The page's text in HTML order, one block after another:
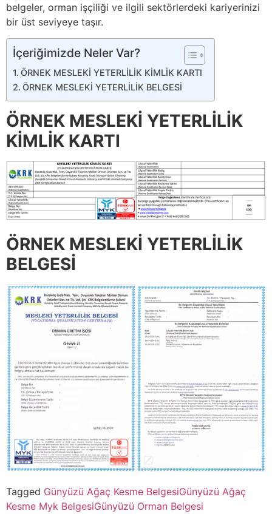
belgeler, orman işçiliği ve ilgili sektörlerdeki kariyerinizi
bir üst seviyeye taşır.
İçeriğimizde Neler Var?
ÖRNEK MESLEKİ YETERLİLİK KİMLİK KARTI
ÖRNEK MESLEKİ YETERLİLİK BELGESİ
ÖRNEK MESLEKİ YETERLİLİK
KİMLİK KARTI
ÖRNEK MESLEKİ YETERLİLİK
BELGESİ
Tagged Günyüzü Ağaç Kesme BelgesiGünyüzü Ağaç
Kesme Myk BelgesiGünyüzü Orman Belgesi